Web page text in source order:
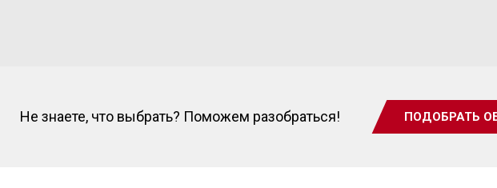
Не знаете, что выбрать? Поможем разобраться! ПОДОБРАТЬ